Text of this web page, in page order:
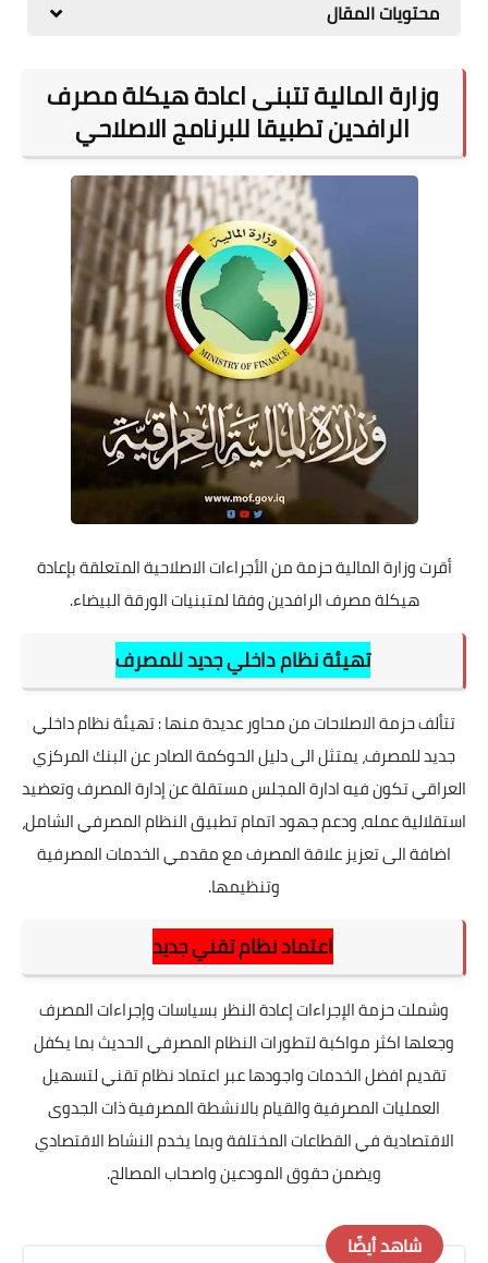
محتويات المقال
وزارة المالية تتبنى اعادة هيكلة مصرف
الرافدين تطبيقا للبرنامج الاصلاحي
أقرت وزارة المالية حزمة من الأجراءات الاصلاحية المتعلقة بإعادة
هيكلة مصرف الرافدين وفقا لمتبنيات الورقة البيضاء.
تهيئة نظام داخلي جديد للمصرف
تتألف حزمة الاصلاحات من محاور عديدة منها : تهيئة نظام داخلي
جديد للمصرف، يمتثل الى دليل الحوكمة الصادر عن البنك المركزي
العراقي تكون فيه ادارة المجلس مستقلة عن إدارة المصرف وتعضيد
استقلالية عمله، ودعم جهود اتمام تطبيق النظام المصرفي الشامل،
اضافة الى تعزيز علاقة المصرف مع مقدمي الخدمات المصرفية
وتنظيمها.
اعتماد نظام تقني جديد
وشملت حزمة الإجراءات إعادة النظر بسياسات وإجراءات المصرف
وجعلها اكثر مواكبة لتطورات النظام المصرفي الحديث بما يكفل
تقديم افضل الخدمات واجودها عبر اعتماد نظام تقني لتسهيل
العمليات المصرفية والقيام بالانشطة المصرفية ذات الجدوى
الاقتصادية في القطاعات المختلفة وبما يخدم النشاط الاقتصادي
ويضمن حقوق المودعين واصحاب المصالح.
شاهد أيضًا